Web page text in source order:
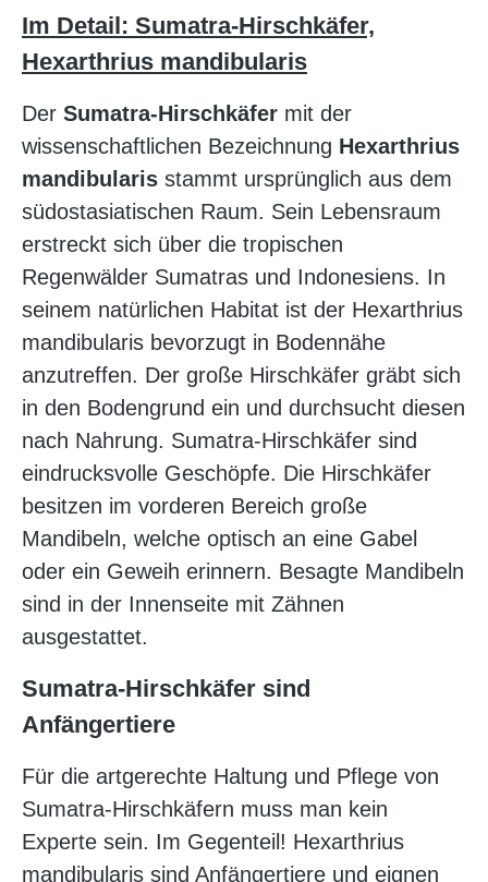
Im Detail: Sumatra-Hirschkäfer,
Hexarthrius mandibularis
Der Sumatra-Hirschkäfer mit der
wissenschaftlichen Bezeichnung Hexarthrius
mandibularis stammt ursprünglich aus dem
südostasiatischen Raum. Sein Lebensraum
erstreckt sich über die tropischen
Regenwälder Sumatras und Indonesiens. In
seinem natürlichen Habitat ist der Hexarthrius
mandibularis bevorzugt in Bodennähe
anzutreffen. Der große Hirschkäfer gräbt sich
in den Bodengrund ein und durchsucht diesen
nach Nahrung. Sumatra-Hirschkäfer sind
eindrucksvolle Geschöpfe. Die Hirschkäfer
besitzen im vorderen Bereich große
Mandibeln, welche optisch an eine Gabel
oder ein Geweih erinnern. Besagte Mandibeln
sind in der Innenseite mit Zähnen
ausgestattet.
Sumatra-Hirschkäfer sind
Anfängertiere
Für die artgerechte Haltung und Pflege von
Sumatra-Hirschkäfern muss man kein
Experte sein. Im Gegenteil! Hexarthrius
mandibularis sind Anfängertiere und eignen